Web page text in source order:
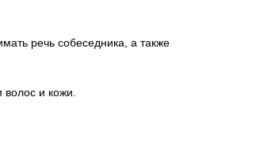
речь собеседника, а также
и кожи.